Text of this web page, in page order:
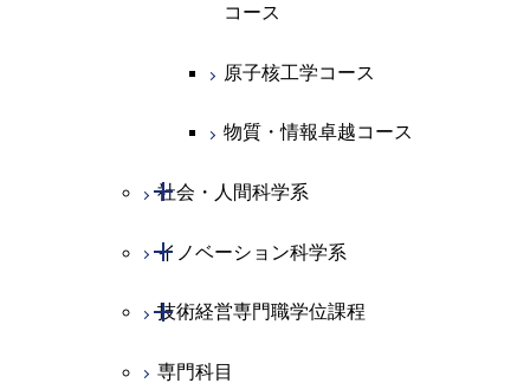
コース
原子核工学コース
物質・情報卓越コース
社会・人間科学系
開閉
社会・人間科学コース
イノベーション科学系
開閉
イノベーション科学コース
人間医療科学技術コース
技術経営専門職学位課程
開閉
技術経営専門職学位課程
専門科目